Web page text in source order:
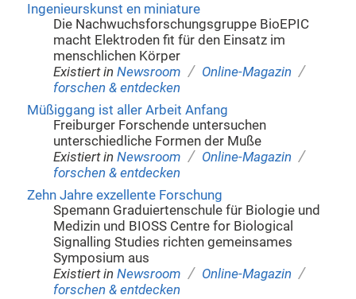
Ingenieurskunst en miniature
Die Nachwuchsforschungsgruppe BioEPIC
macht Elektroden fit für den Einsatz im
menschlichen Körper
Existiert in Newsroom / Online-Magazin /
forschen & entdecken
Müßiggang ist aller Arbeit Anfang
Freiburger Forschende untersuchen
unterschiedliche Formen der Muße
Existiert in Newsroom / Online-Magazin /
forschen & entdecken
Zehn Jahre exzellente Forschung
Spemann Graduiertenschule für Biologie und
Medizin und BIOSS Centre for Biological
Signalling Studies richten gemeinsames
Symposium aus
Existiert in Newsroom / Online-Magazin /
forschen & entdecken